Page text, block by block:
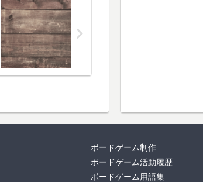
ボードゲーム制作
ボードゲーム活動履歴
ボードゲーム用語集